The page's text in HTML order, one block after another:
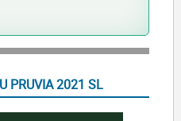
PRUVIA 2021 SL